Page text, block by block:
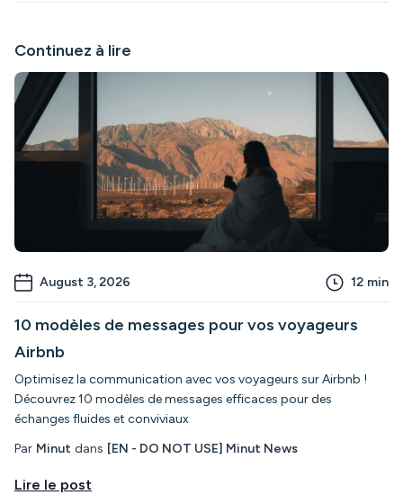
Continuez à lire
August 3, 2026 12 min
10 modèles de messages pour vos voyageurs
Airbnb
Optimisez la communication avec vos voyageurs sur Airbnb !
Découvrez 10 modèles de messages efficaces pour des
échanges fluides et conviviaux
Par Minut dans [EN - DO NOT USE] Minut News
Lire le post